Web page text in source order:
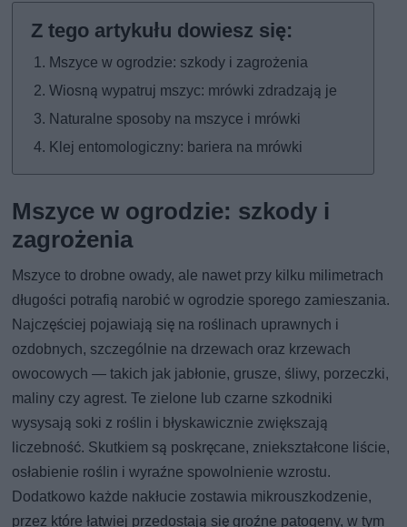
Mszyce w ogrodzie: szkody i zagrożenia
Wiosną wypatruj mszyc: mrówki zdradzają je
Naturalne sposoby na mszyce i mrówki
Klej entomologiczny: bariera na mrówki
Mszyce w ogrodzie: szkody i
zagrożenia
Mszyce to drobne owady, ale nawet przy kilku milimetrach
długości potrafią narobić w ogrodzie sporego zamieszania.
Najczęściej pojawiają się na roślinach uprawnych i
ozdobnych, szczególnie na drzewach oraz krzewach
owocowych — takich jak jabłonie, grusze, śliwy, porzeczki,
maliny czy agrest. Te zielone lub czarne szkodniki
wysysają soki z roślin i błyskawicznie zwiększają
liczebność. Skutkiem są poskręcane, zniekształcone liście,
osłabienie roślin i wyraźne spowolnienie wzrostu.
Dodatkowo każde nakłucie zostawia mikrouszkodzenie,
przez które łatwiej przedostają się groźne patogeny, w tym